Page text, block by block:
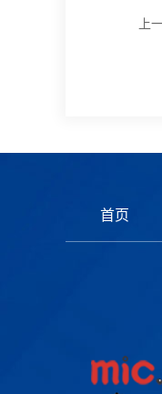
上
首页